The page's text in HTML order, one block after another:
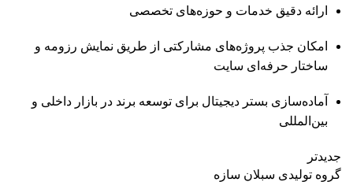
ارائه دقیق خدمات و حوزه‌های تخصصی
امکان جذب پروژه‌های مشارکتی از طریق نمایش رزومه و
ساختار حرفه‌ای سایت
آماده‌سازی بستر دیجیتال برای توسعه برند در بازار داخلی و
بین‌المللی
جدیدتر
گروه تولیدی سبلان سازه